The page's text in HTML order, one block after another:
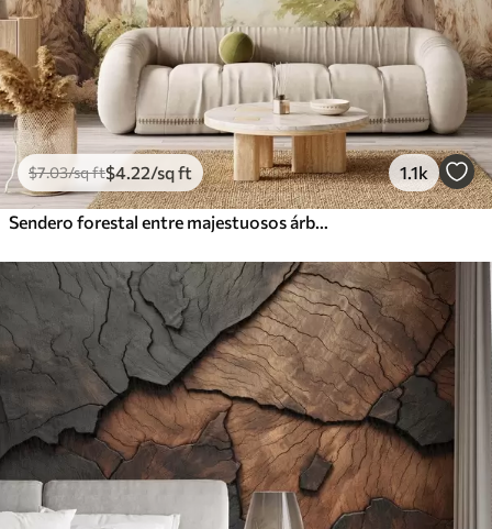
$7.03/sq ft$4 .22/sq ft 1.1k